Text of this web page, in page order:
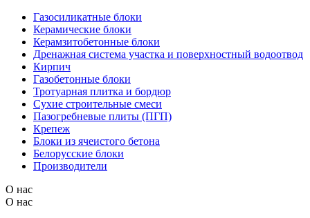
Газосиликатные блоки
Керамические блоки
Керамзитобетонные блоки
Дренажная система участка и поверхностный водоотвод
Кирпич
Газобетонные блоки
Тротуарная плитка и бордюр
Сухие строительные смеси
Пазогребневые плиты (ПГП)
Крепеж
Блоки из ячеистого бетона
Белорусские блоки
Производители
О нас
О нас